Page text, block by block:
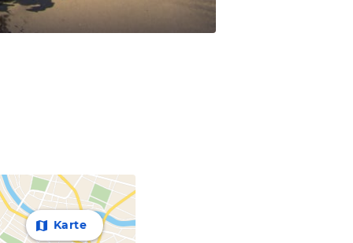
Karte